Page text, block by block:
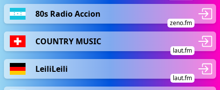
80s Radio Accion
zeno.fm
COUNTRY MUSIC
laut.fm
LeiliLeili
laut.fm